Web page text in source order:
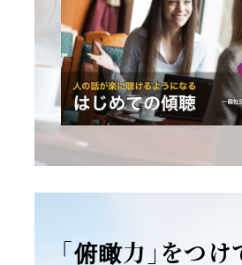
「俯瞰力」をつけ